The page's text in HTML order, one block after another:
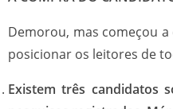
Demorou, mas começou
posicionar os leitores de
Existem três candidatos